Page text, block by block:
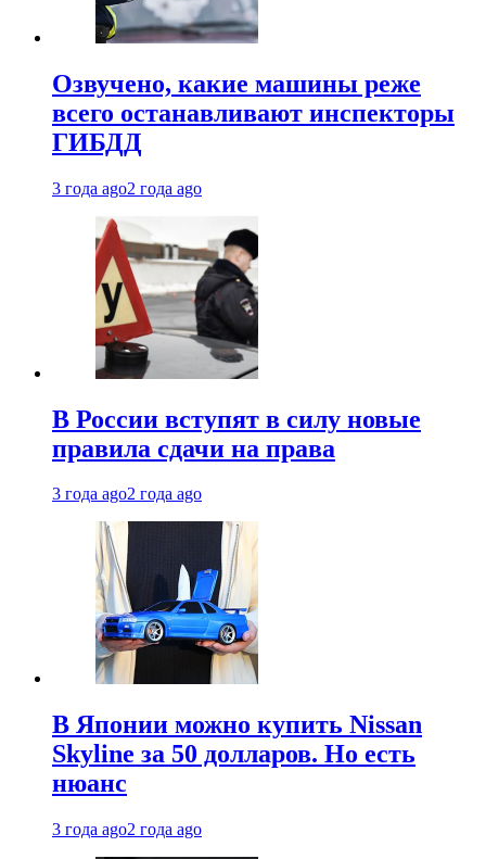
Озвучено, какие машины реже
всего останавливают инспекторы
ГИБДД
3 года ago2 года ago
В России вступят в силу новые
правила сдачи на права
3 года ago2 года ago
В Японии можно купить Nissan
Skyline за 50 долларов. Но есть
нюанс
3 года ago2 года ago